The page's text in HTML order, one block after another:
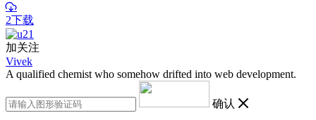
2下载
加关注
Vivek
A qualified chemist who somehow drifted into web development.
确认